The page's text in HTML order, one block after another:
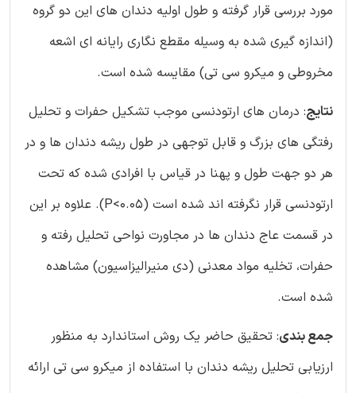
مورد بررسی قرار گرفته و طول اولیه دندان های این دو گروه
(اندازه گیری شده به وسیله مقطع نگاری رایانه ای اشعه
مخروطی و میکرو سی تی) مقایسه شده است.
نتایج: درمان های ارتودنسی موجب تشکیل حفرات و تحلیل
رفتگی های بزرگ و قابل توجهی در طول ریشه دندان ها و در
هر دو جهت طول و پهنا در قیاس با افرادی شده که تحت
ارتودنسی قرار نگرفته اند شده است (P<0.05). علاوه بر این
در قسمت عاج دندان ها در مجاورت نواحی تحلیل رفته و
حفرات، تخلیه مواد معدنی (دی منیرالیزاسیون) مشاهده
شده است.
جمع بندی: تحقیق حاضر یک روش استاندارد به منظور
ارزیابی تحلیل ریشه دندان با استفاده از میکرو سی تی ارائه